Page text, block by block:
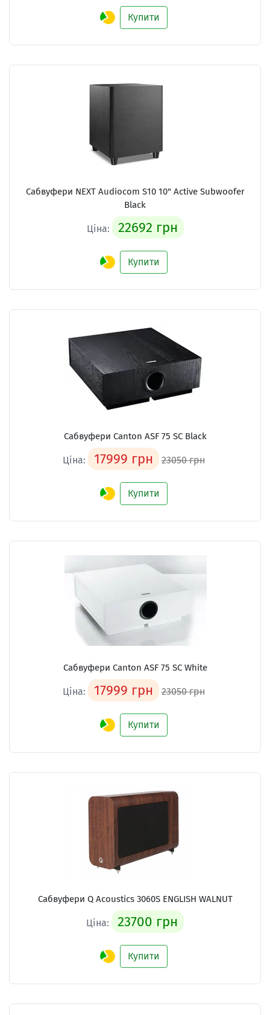
Купити
Сабвуфери NEXT Audiocom S10 10" Active Subwoofer
Black
Ціна: 22692 грн
Купити
Сабвуфери Canton ASF 75 SC Black
Ціна: 17999 грн 23050 грн
Купити
Сабвуфери Canton ASF 75 SC White
Ціна: 17999 грн 23050 грн
Купити
Сабвуфери Q Acoustics 3060S ENGLISH WALNUT
Ціна: 23700 грн
Купити